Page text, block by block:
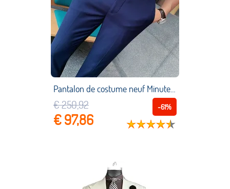
Pantalon de costume neuf Minutes pour homme, Slim, coréen, décontracté, pour le travail, 36, nouvelle collection printemps et été 2021
-61%
€ 250,92
€ 97,86